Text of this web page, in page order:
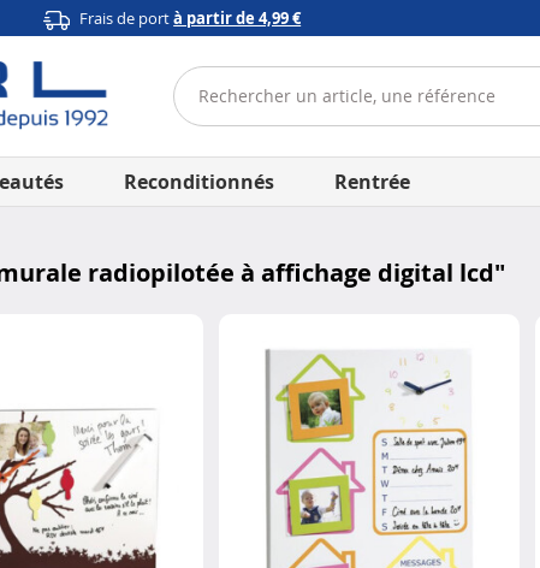
Frais de portà partir de 4,99 €
Reconditionnés Rentrée
radiopilotée à affichage digital lcd"